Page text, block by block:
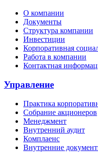
О компании
Документы
Структура компании
Инвестиции
Корпоративная
Работа в компании
Контактная
Управление
Практика
Собрание акционеров
Менеджмент
Внутренний аудит
Комплаенс
Внутренние